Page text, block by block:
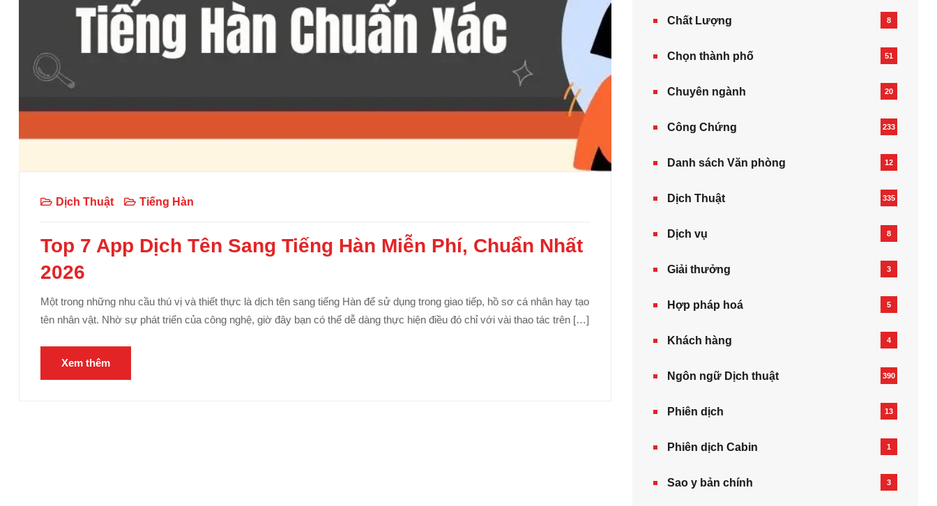
Dịch Thuật Tiếng Hàn
Top 7 App Dịch Tên Sang Tiếng Hàn Miễn Phí, Chuẩn Nhất
2026
Một trong những nhu cầu thú vị và thiết thực là dịch tên sang tiếng Hàn để sử dụng trong giao tiếp, hồ sơ cá nhân hay tạo
tên nhân vật. Nhờ sự phát triển của công nghệ, giờ đây bạn có thể dễ dàng thực hiện điều đó chỉ với vài thao tác trên […]
Xem thêm
Chất Lượng 8
Chọn thành phố 51
Chuyên ngành 20
Công Chứng 233
Danh sách Văn phòng 12
Dịch Thuật 335
Dịch vụ 8
Giải thưởng 3
Hợp pháp hoá 5
Khách hàng 4
Ngôn ngữ Dịch thuật 390
Phiên dịch 13
Phiên dịch Cabin 1
Sao y bản chính 3